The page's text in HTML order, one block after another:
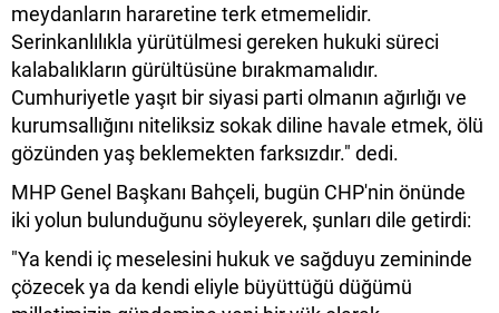
meydanların hararetine terk etmemelidir.
Serinkanlılıkla yürütülmesi gereken hukuki süreci
kalabalıkların gürültüsüne bırakmamalıdır.
Cumhuriyetle yaşıt bir siyasi parti olmanın ağırlığı ve
kurumsallığını niteliksiz sokak diline havale etmek, ölü
gözünden yaş beklemekten farksızdır." dedi.
MHP Genel Başkanı Bahçeli, bugün CHP'nin önünde
iki yolun bulunduğunu söyleyerek, şunları dile getirdi:
"Ya kendi iç meselesini hukuk ve sağduyu zemininde
çözecek ya da kendi eliyle büyüttüğü düğümü